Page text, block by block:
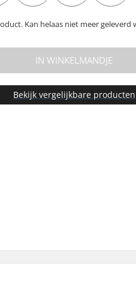
Kan helaas niet meer geleverd
IN WINKELMANDJE
Bekijk vergelijkbare producten